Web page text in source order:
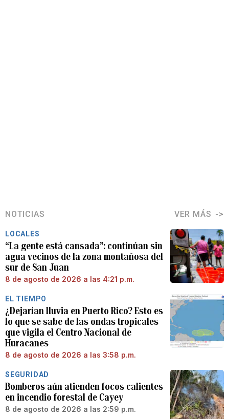
NOTICIAS VER MÁS
LOCALES
“La gente está cansada”: continúan sin
agua vecinos de la zona montañosa del
sur de San Juan
8 de agosto de 2026 a las 4:21 p.m.
EL TIEMPO
¿Dejarían lluvia en Puerto Rico? Esto es
lo que se sabe de las ondas tropicales
que vigila el Centro Nacional de
Huracanes
8 de agosto de 2026 a las 3:58 p.m.
SEGURIDAD
Bomberos aún atienden focos calientes
en incendio forestal de Cayey
8 de agosto de 2026 a las 2:59 p.m.